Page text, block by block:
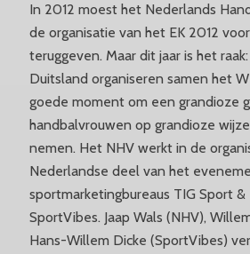
In 2012 moest het Nederlands
de organisatie van het EK 2012
teruggeven. Maar dit jaar is het
Duitsland organiseren samen het
goede moment om een grandioze
handbalvrouwen op grandioze
nemen. Het NHV werkt in de
Nederlandse deel van het
sportmarketingbureaus TIG Sport &
SportVibes. Jaap Wals (NHV),
Hans-Willem Dicke (SportVibes)